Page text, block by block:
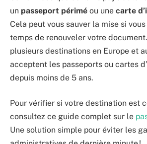
un passeport périmé ou une carte
Cela peut vous sauver la mise si vous
temps de renouveler votre
plusieurs destinations en Europe et
acceptent les passeports ou cartes
depuis moins de 5 ans.
Pour vérifier si votre destination est
consultez ce guide complet sur le
Une solution simple pour éviter les